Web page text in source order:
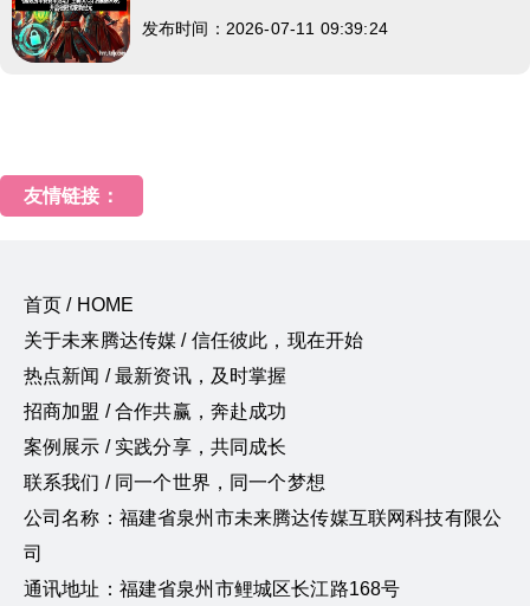
发布时间：2026-07-11 09:39:24
友情链接：
首页 / HOME
关于未来腾达传媒 / 信任彼此，现在开始
热点新闻 / 最新资讯，及时掌握
招商加盟 / 合作共赢，奔赴成功
案例展示 / 实践分享，共同成长
联系我们 / 同一个世界，同一个梦想
公司名称：福建省泉州市未来腾达传媒互联网科技有限公
司
通讯地址：福建省泉州市鲤城区长江路168号